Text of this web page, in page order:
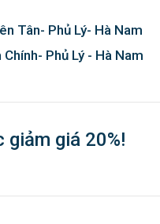
Tân- Phủ Lý- Hà Nam
Phủ Lý - Hà Nam